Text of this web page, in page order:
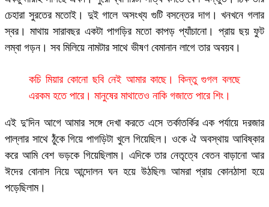
চেহারা সুরতের মতোই। দুই গালে অসংখ্য গুটি বসন্তের দাগ। খনখনে গলার
স্বর। মাথায় সারাবছর একটা পাগড়ির মতো কাপড় প্যাঁচানো। প্রায় ছয় ফুট
লম্বা গড়ন। সব মিলিয়ে নামটার সাথে ভীষণ বেমানান লাগে তার অবয়ব।
কচি মিয়ার কোনো ছবি নেই আমার কাছে। কিন্তু গুগল বলছে
এরকম হতে পারে। মানুষের মাথাতেও নাকি গজাতে পারে শিং।
এই দু’দিন আগে আমার সঙ্গে দেখা করতে এসে তর্কাতর্কির এক পর্যায়ে দরজার
পাল্লার সাথে ঠুঁকে গিয়ে পাগড়িটা খুলে গিয়েছিল। ওকে ঐ অবস্থায় আবিষ্কার
করে আমি বেশ ভড়কে গিয়েছিলাম। এদিকে তার নেতৃত্বে বেতন বাড়ানো আর
ঈদের বোনাস নিয়ে আন্দোলন ঘন হয়ে উঠছিল৷ আমরা প্রায় কোনঠাসা হয়ে
পড়েছিলাম।